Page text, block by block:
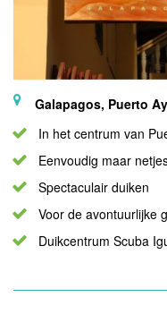
Galapagos, Puerto
In het centrum van
Eenvoudig maar
Spectaculair duiken
Voor de avontuurlijke
Duikcentrum Scuba